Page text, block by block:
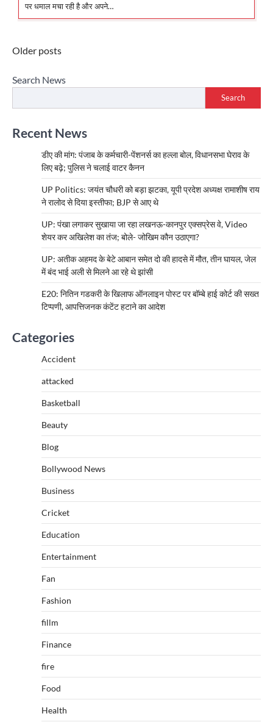
पर धमाल मचा रही है और अपने…
Posts
Older posts
Search News
Search
Recent News
डीए की मांग: पंजाब के कर्मचारी-पेंशनर्स का हल्ला बोल, विधानसभा घेराव के
लिए बढ़े; पुलिस ने चलाई वाटर कैनन
UP Politics: जयंत चौधरी को बड़ा झटका, यूपी प्रदेश अध्यक्ष रामाशीष राय
ने रालोद से दिया इस्तीफा; BJP से आए थे
UP: पंखा लगाकर सुखाया जा रहा लखनऊ-कानपुर एक्सप्रेस वे, Video
शेयर कर अखिलेश का तंज; बोले- जोखिम कौन उठाएगा?
UP: अतीक अहमद के बेटे आबान समेत दो की हादसे में मौत, तीन घायल, जेल
में बंद भाई अली से मिलने आ रहे थे झांसी
E20: नितिन गडकरी के खिलाफ ऑनलाइन पोस्ट पर बॉम्बे हाई कोर्ट की सख्त
टिप्पणी, आपत्तिजनक कंटेंट हटाने का आदेश
Categories
Accident
attacked
Basketball
Beauty
Blog
Bollywood News
Business
Cricket
Education
Entertainment
Fan
Fashion
fillm
Finance
fire
Food
Health